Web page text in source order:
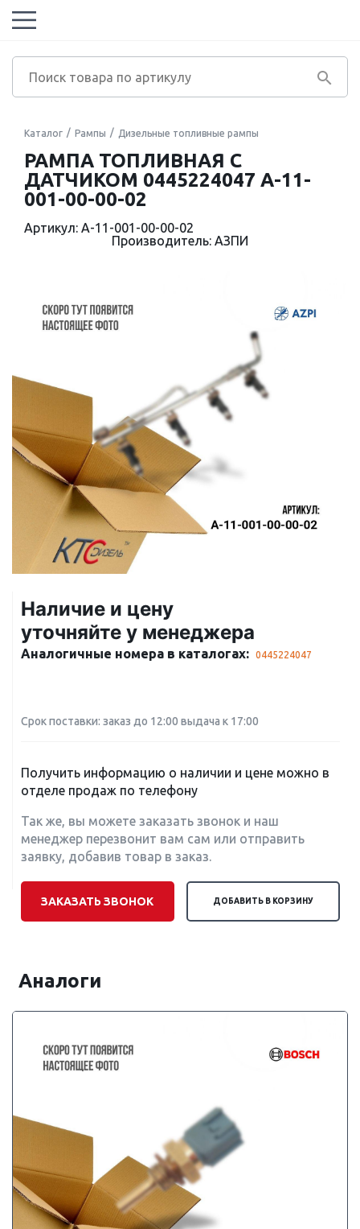
Каталог Рампы Дизельные топливные рампы
РАМПА ТОПЛИВНАЯ С
ДАТЧИКОМ 0445224047 А-11-
001-00-00-02
Артикул: А-11-001-00-00-02
Производитель: АЗПИ
Наличие и цену
уточняйте у менеджера
Аналогичные номера в каталогах: 0445224047
Срок поставки: заказ до 12:00 выдача к 17:00
Получить информацию о наличии и цене можно в
отделе продаж по телефону
Так же, вы можете заказать звонок и наш
менеджер перезвонит вам сам или отправить
заявку, добавив товар в заказ.
ЗАКАЗАТЬ ЗВОНОК ДОБАВИТЬ В КОРЗИНУ
Аналоги